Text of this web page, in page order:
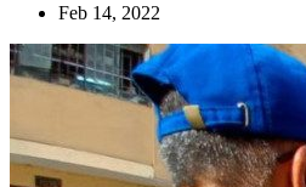
Feb 14, 2022